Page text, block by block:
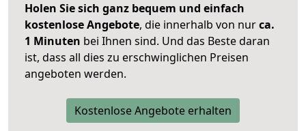
Holen Sie sich ganz bequem und einfach
kostenlose Angebote, die innerhalb von nurca.
1 Minuten bei Ihnen sind. Und das Beste daran
ist, dass all dies zu erschwinglichen Preisen
angeboten werden.
Kostenlose Angebote erhalten